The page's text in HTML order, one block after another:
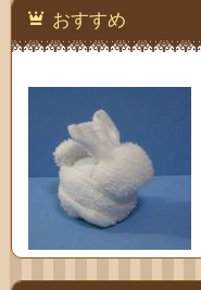
おすすめ